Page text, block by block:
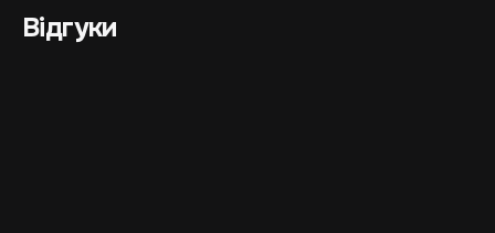
Відгуки